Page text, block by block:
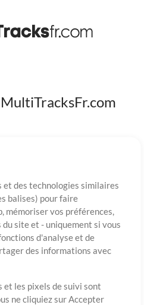
et des technologies similaires
balises) pour faire
mémoriser vos préférences,
site et - uniquement si vous
d'analyse et de
des informations avec
et les pixels de suivi sont
ne cliquiez sur Accepter
Connexion
Contact
LLC. Tous droits réservés.